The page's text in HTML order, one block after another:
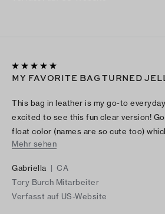
MY FAVORITE BAG TURNED
This bag in leather is my go-to
excited to see this fun clear version!
float color (names are so cute too)
neutral and looks so chic! The little
Mehr sehen
Gabriella | CA
Tory Burch Mitarbeiter
Verfasst auf US-Website